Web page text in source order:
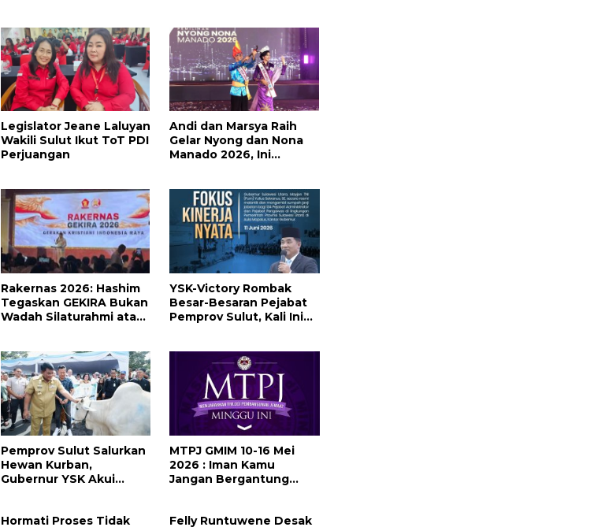
Legislator Jeane Laluyan
Wakili Sulut Ikut ToT PDI
Perjuangan
Andi dan Marsya Raih
Gelar Nyong dan Nona
Manado 2026, Ini
Rakernas 2026: Hashim
Tegaskan GEKIRA Bukan
Wadah Silaturahmi atau
YSK-Victory Rombak
Besar-Besaran Pejabat
Pemprov Sulut, Kali Ini
Pemprov Sulut Salurkan
Hewan Kurban,
Gubernur YSK Akui
dan Kemampuan
MTPJ GMIM 10-16 Mei
2026 : Iman Kamu
Jangan Bergantung
Allah
Hormati Proses Tidak Felly Runtuwene Desak